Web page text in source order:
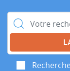
Rechercher :